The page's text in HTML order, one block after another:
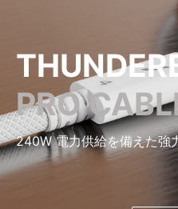
PRO
240W 電力供給を備えた強